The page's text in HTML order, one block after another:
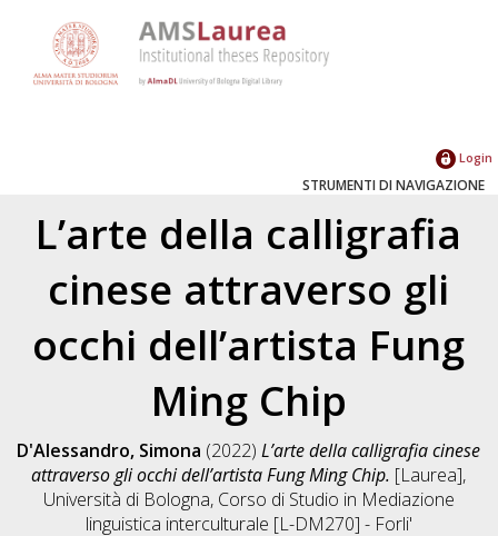
Login
STRUMENTI DI NAVIGAZIONE
L’arte della calligrafia
cinese attraverso gli
occhi dell’artista Fung
Ming Chip
D'Alessandro, Simona (2022)L’arte della calligrafia cinese
attraverso gli occhi dell’artista Fung Ming Chip. [Laurea],
Università di Bologna, Corso di Studio in Mediazione
linguistica interculturale [L-DM270] - Forli'